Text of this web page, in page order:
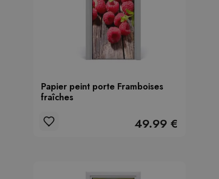
Papier peint porte Framboises
fraîches
49.99 €